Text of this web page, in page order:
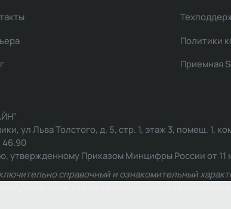
Политики
Приемная
ул Льва Толстого, д. 5, стр. 1, этаж 3, помещ. 1,
46.90
утвержденному Приказом Минцифры России от 11
справочный и ознакомительный